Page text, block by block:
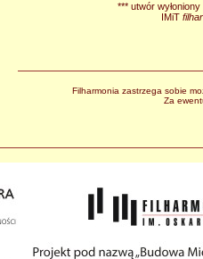
*** utwór
IMiT
Filharmonia zastrzega sobie
Za